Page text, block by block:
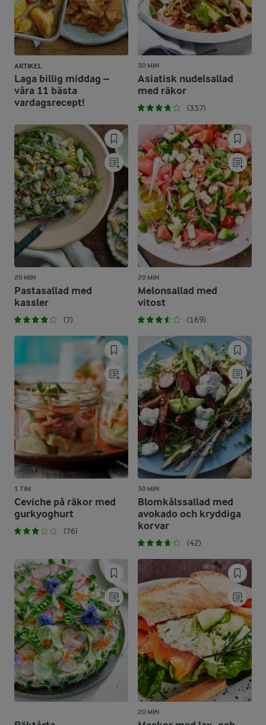
ARTIKEL
Laga billig middag –
våra 11 bästa
vardagsrecept!
30 MIN
Asiatisk nudelsallad
med räkor
(337)
20 MIN
Pastasallad med
kassler
(7)
20 MIN
Melonsallad med
vitost
(169)
1 TIM
Ceviche på räkor med
gurkyoghurt
(76)
30 MIN
Blomkålssallad med
avokado och kryddiga
korvar
(42)
20 MIN